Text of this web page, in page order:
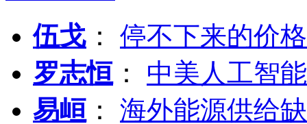
伍戈 ： 停不下来的价
罗志恒 ： 中美人工智
易峘 ： 海外能源供给